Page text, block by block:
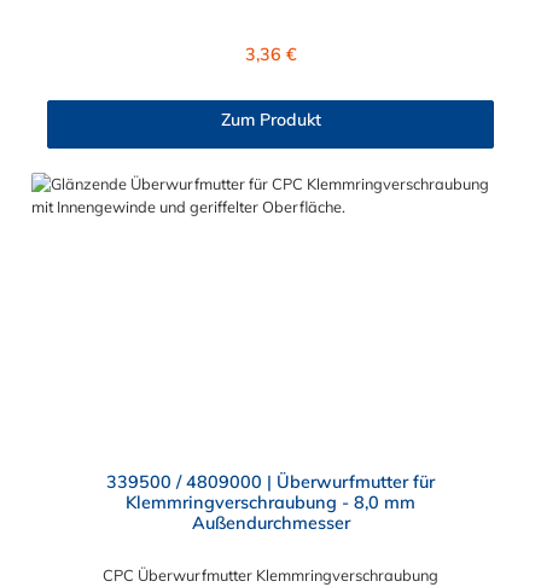
diesen Stecker mit allen Kupplungen der PLC-, PLC12- und LC-
Regulärer Preis:
3,36 €
Zum Produkt
339500 / 4809000 | Überwurfmutter für
Klemmringverschraubung - 8,0 mm
Außendurchmesser
CPC Überwurfmutter Klemmringverschraubung